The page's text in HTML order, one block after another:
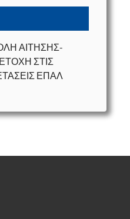
ΑΙΤΗΣΗΣ-
ΣΤΙΣ
ΕΠΑΛ